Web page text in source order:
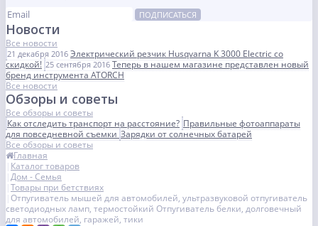
ПОДПИСАТЬСЯ
Новости
Все новости
21 декабря 2016 Электрический резчик Husqvarna K 3000 Electric со
скидкой! 25 сентября 2016 Теперь в нашем магазине представлен новый
бренд инструмента ATORCH
Все новости
Обзоры и советы
Все обзоры и советы
Как отследить транспорт на расстояние? Правильные фотоаппараты
для повседневной съемкиЗарядки от солнечных батарей
Все обзоры и советы
Главная
Каталог товаров
Дом - Семья
Товары при бетствиях
Отпугиватель мышей для автомобилей, ультразвуковой отпугиватель
светодиодных ламп, термостойкий Отпугиватель белки, долговечный
для автомобилей, гаражей, тики